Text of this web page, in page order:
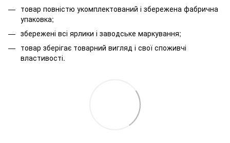
товар повністю укомплектований і збережена фабрична
упаковка;
збережені всі ярлики і заводське маркування;
товар зберігає товарний вигляд і свої споживчі
властивості.